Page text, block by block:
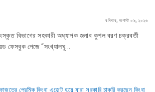
রবিবার, অগাস্ট ০৯, ২০২৬
বিভাগের সহকারী অধ্যাপক জনাব কুশল বরণ চক্রবর্তী
ফেসবুক পেজে “সংখ্যালঘু...